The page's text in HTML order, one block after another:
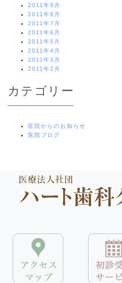
2011年9月
2011年8月
2011年7月
2011年6月
2011年5月
2011年4月
2011年3月
2011年2月
カテゴリー
医院からのお知らせ
医院ブログ